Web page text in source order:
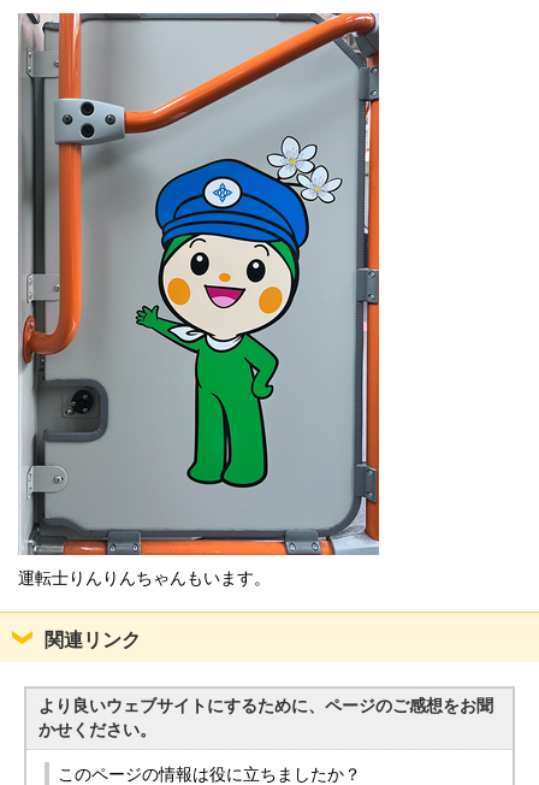
運転士りんりんちゃんもいます。
関連リンク
より良いウェブサイトにするために、ページのご感想をお聞
かせください。
このページの情報は役に立ちましたか？